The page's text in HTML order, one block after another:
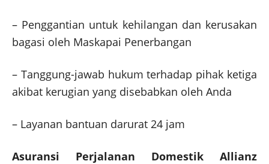
– Penggantian untuk kehilangan dan kerusakan
bagasi oleh Maskapai Penerbangan
– Tanggung-jawab hukum terhadap pihak ketiga
akibat kerugian yang disebabkan oleh Anda
– Layanan bantuan darurat 24 jam
Asuransi Perjalanan Domestik Allianz